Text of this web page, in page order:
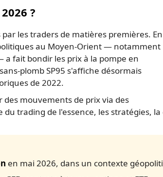
?
les traders de matières premières. En
au Moyen-Orient — notamment
fait bondir les prix à la pompe en
plomb SP95 s'affiche désormais
de 2022.
mouvements de prix via des
trading de l'essence, les stratégies,
en mai 2026, dans un contexte